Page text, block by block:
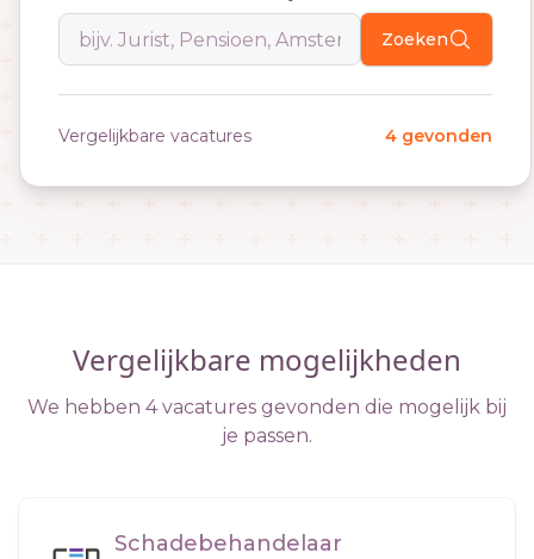
Zoeken
Vergelijkbare vacatures 4 gevonden
Vergelijkbare mogelijkheden
We hebben 4 vacatures gevonden die mogelijk bij
je passen.
Schadebehandelaar